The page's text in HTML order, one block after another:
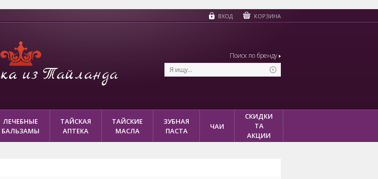
ВХОД КОРЗИНА
Поиск по бренду
ЛЕЧЕБНЫЕ
БАЛЬЗАМЫ
ТАЙСКАЯ
АПТЕКА
ТАЙСКИЕ
МАСЛА
ЗУБНАЯ
ПАСТА
ЧАИ
СКИДКИ
ТА
АКЦИИ